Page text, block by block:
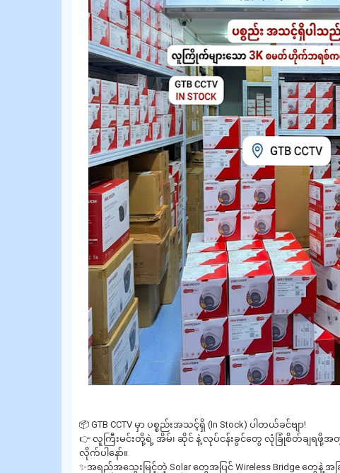
📦 GTB CCTV မှာ ပစ္စည်းအသင့်ရှိ (In Stock) ပါတယ်ခင်ဗျာ!
👉 လူကြီးမင်းတို့ရဲ့ အိမ်၊ ဆိုင် နဲ့ လုပ်ငန်းခွင်တွေ လုံခြုံစိတ်ချရ
လိုက်ပါနော်။
✨အရည်အသွေးမြင့်တဲ့ Solar တွေအပြင် Wireless Bridge တွေနဲ့ အခြား